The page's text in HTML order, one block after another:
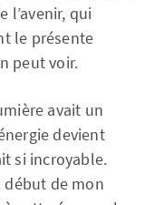
l’avenir, qui
le présente
peut voir.
avait un
devient
si incroyable.
début de mon